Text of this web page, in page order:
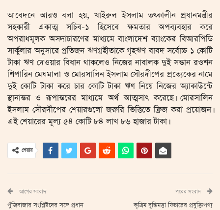
আবেদনে আরও বলা হয়, খাইরুল ইসলাম তৎকালীন প্রধানমন্ত্রীর
সহকারী একাত্ম সচিব-১ হিসেবে ক্ষমতার অপব্যবহার করে
অপরাধমূলক অসদাচারণের মাধ্যমে বাংলাদেশ ব্যাংকের বিআরপিডি
সার্কুলার অনুসারে প্রতিজন ঋণগ্রহীতাকে গৃহঋণ বাবদ সর্বোচ্চ ১ কোটি
টাকা ঋণ দেওয়ার বিধান থাকলেও নিজের নাবালক দুই সন্তান রওশন
শিপারিন মেঘমালা ও মোরসালিন ইসলাম সৌরদীপের প্রত্যেকের নামে
দুই কোটি টাকা করে চার কোটি টাকা ঋণ নিয়ে নিজের অ্যাকাউন্টে
স্থানান্তর ও রূপান্তরের মাধ্যমে অর্থ আত্মসাৎ করেছে। মোরসালিন
ইসলাম সৌরদীপের শেয়ারগুলো জরুরি ভিত্তিতে ফ্রিজ করা প্রয়োজন।
এই শেয়ারের মূল্য ৫৪ কোটি ৮৪ লাখ ৮৬ হাজার টাকা।
শেয়ার
আগের সংবাদ
পুঁজিবাজার সংশ্লিষ্টদের সঙ্গে প্রধান
পরের সংবাদ
কৃত্রিম বুদ্ধিমত্তা ফিচারের প্রযুক্তিপণ্য